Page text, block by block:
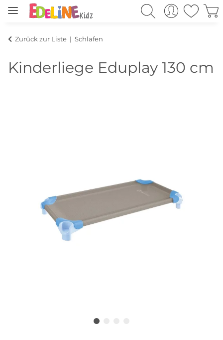
Zurück zur Liste Schlafen
Kinderliege Eduplay 130 cm